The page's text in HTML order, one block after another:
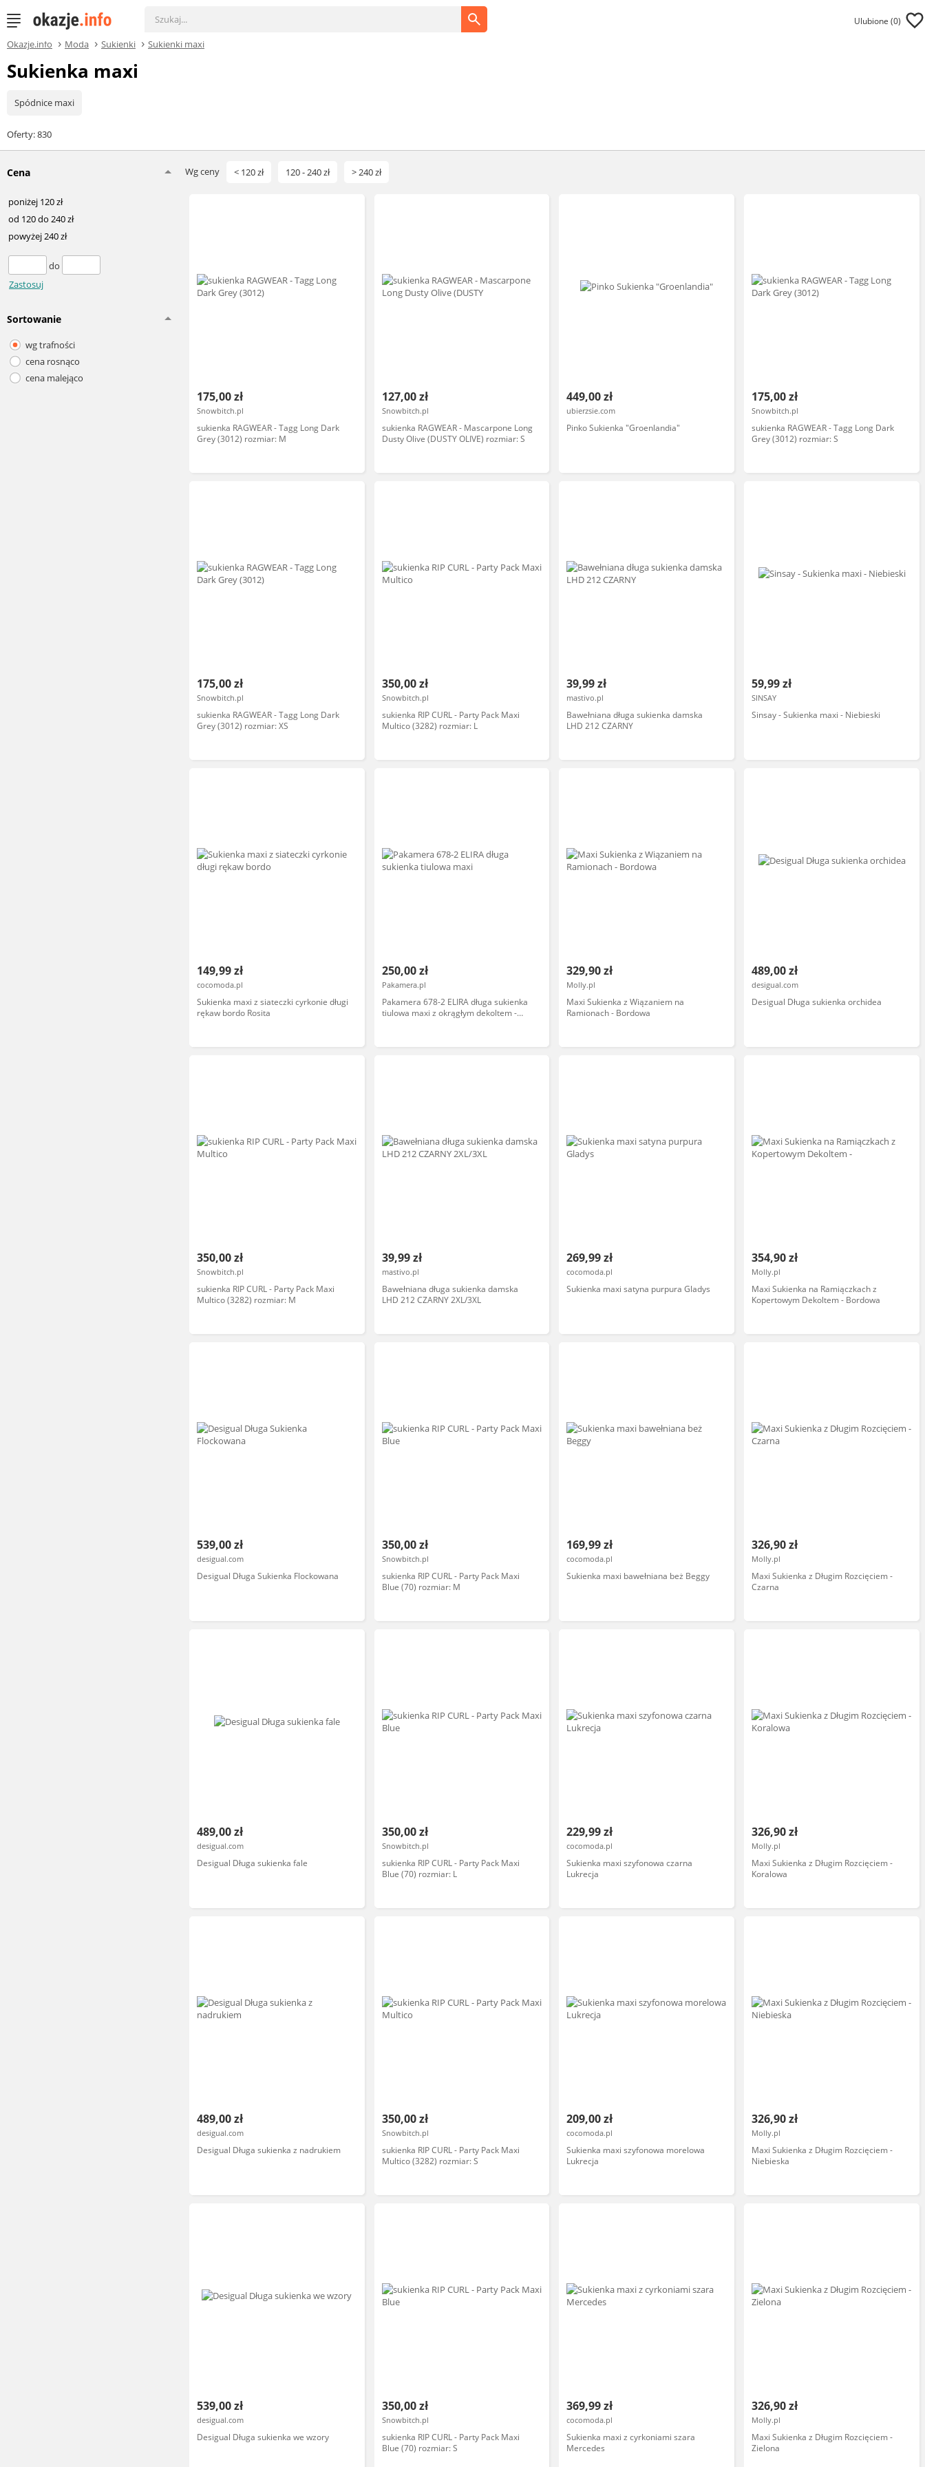
Ulubione (0)
Okazje.info Moda Sukienki Sukienki maxi
Sukienka maxi
Spódnice maxi
Oferty: 830
Cena
poniżej 120 zł
od 120 do 240 zł
powyżej 240 zł
do
Zastosuj
Sortowanie
wg trafności
cena rosnąco
cena malejąco
Wg ceny < 120 zł 120 - 240 zł > 240 zł
175,00 zł
Snowbitch.pl
sukienka RAGWEAR - Tagg Long Dark
Grey (3012) rozmiar: M
127,00 zł
Snowbitch.pl
sukienka RAGWEAR - Mascarpone Long
Dusty Olive (DUSTY OLIVE) rozmiar: S
449,00 zł
ubierzsie.com
Pinko Sukienka "Groenlandia"
175,00 zł
Snowbitch.pl
sukienka RAGWEAR - Tagg Long Dark
Grey (3012) rozmiar: S
175,00 zł
Snowbitch.pl
sukienka RAGWEAR - Tagg Long Dark
Grey (3012) rozmiar: XS
350,00 zł
Snowbitch.pl
sukienka RIP CURL - Party Pack Maxi
Multico (3282) rozmiar: L
39,99 zł
mastivo.pl
Bawełniana długa sukienka damska
LHD 212 CZARNY
59,99 zł
SINSAY
Sinsay - Sukienka maxi - Niebieski
149,99 zł
cocomoda.pl
Sukienka maxi z siateczki cyrkonie długi
rękaw bordo Rosita
250,00 zł
Pakamera.pl
Pakamera 678-2 ELIRA długa sukienka
tiulowa maxi z okrągłym dekoltem -
329,90 zł
Molly.pl
Maxi Sukienka z Wiązaniem na
Ramionach - Bordowa
489,00 zł
desigual.com
Desigual Długa sukienka orchidea
350,00 zł
Snowbitch.pl
sukienka RIP CURL - Party Pack Maxi
Multico (3282) rozmiar: M
39,99 zł
mastivo.pl
Bawełniana długa sukienka damska
LHD 212 CZARNY 2XL/3XL
269,99 zł
cocomoda.pl
Sukienka maxi satyna purpura Gladys
354,90 zł
Molly.pl
Maxi Sukienka na Ramiączkach z
Kopertowym Dekoltem - Bordowa
539,00 zł
desigual.com
Desigual Długa Sukienka Flockowana
350,00 zł
Snowbitch.pl
sukienka RIP CURL - Party Pack Maxi
Blue (70) rozmiar: M
169,99 zł
cocomoda.pl
Sukienka maxi bawełniana beż Beggy
326,90 zł
Molly.pl
Maxi Sukienka z Długim Rozcięciem -
Czarna
489,00 zł
desigual.com
Desigual Długa sukienka fale
350,00 zł
Snowbitch.pl
sukienka RIP CURL - Party Pack Maxi
Blue (70) rozmiar: L
229,99 zł
cocomoda.pl
Sukienka maxi szyfonowa czarna
Lukrecja
326,90 zł
Molly.pl
Maxi Sukienka z Długim Rozcięciem -
Koralowa
489,00 zł
desigual.com
Desigual Długa sukienka z nadrukiem
350,00 zł
Snowbitch.pl
sukienka RIP CURL - Party Pack Maxi
Multico (3282) rozmiar: S
209,00 zł
cocomoda.pl
Sukienka maxi szyfonowa morelowa
Lukrecja
326,90 zł
Molly.pl
Maxi Sukienka z Długim Rozcięciem -
Niebieska
539,00 zł
desigual.com
Desigual Długa sukienka we wzory
350,00 zł
Snowbitch.pl
sukienka RIP CURL - Party Pack Maxi
Blue (70) rozmiar: S
369,99 zł
cocomoda.pl
Sukienka maxi z cyrkoniami szara
Mercedes
326,90 zł
Molly.pl
Maxi Sukienka z Długim Rozcięciem -
Zielona